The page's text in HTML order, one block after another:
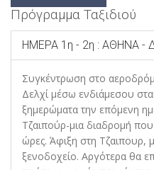
Πρόγραμμα Ταξιδιού
ΗΜΕΡΑ 1η - 2η : ΑΘΗΝΑ -
Συγκέντρωση στο
Δελχί μέσω ενδιάμεσου
ξημερώματα την επόμενη
Τζαιπούρ-μια διαδρομή
ώρες. Άφιξη στη Τζαιπουρ,
ξενοδοχείο. Αργότερα θα